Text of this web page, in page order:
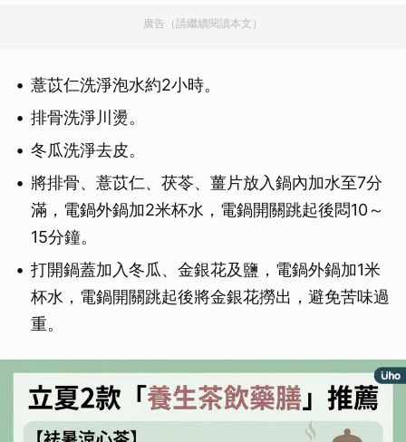
廣告（請繼續閱讀本文）
薏苡仁洗淨泡水約2小時。
排骨洗淨川燙。
冬瓜洗淨去皮。
將排骨、薏苡仁、茯苓、薑片放入鍋內加水至7分
滿，電鍋外鍋加2米杯水，電鍋開關跳起後悶10～
15分鐘。
打開鍋蓋加入冬瓜、金銀花及鹽，電鍋外鍋加1米
杯水，電鍋開關跳起後將金銀花撈出，避免苦味過
重。